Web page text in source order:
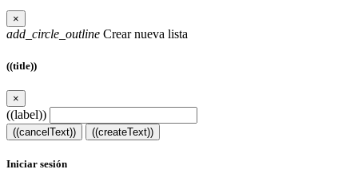
×
add_circle_outline Crear nueva lista
((title))
×
((label))
((cancelText)) ((createText))
Iniciar sesión